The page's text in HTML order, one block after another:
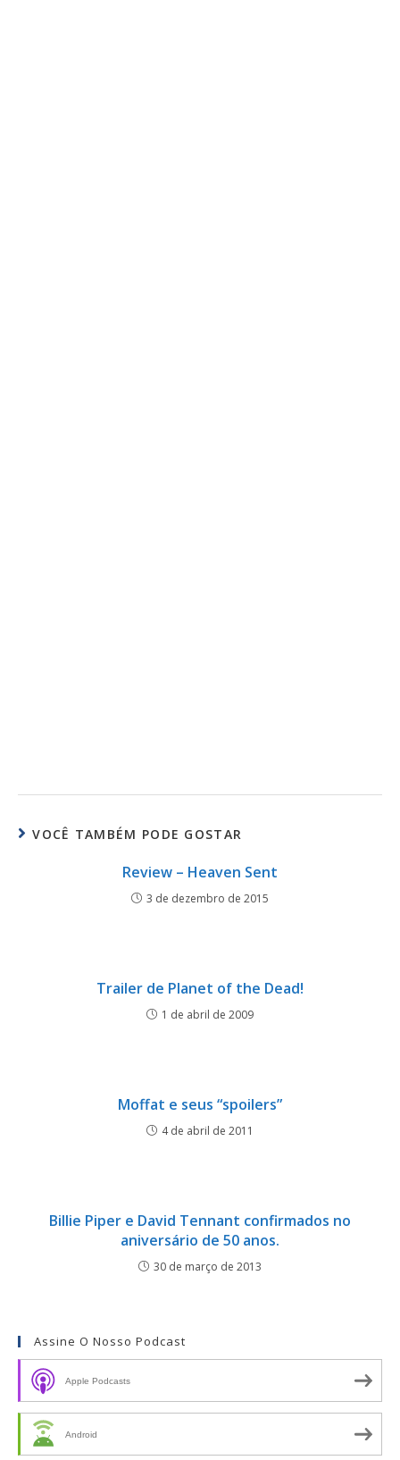
VOCÊ TAMBÉM PODE GOSTAR
Review – Heaven Sent
3 de dezembro de 2015
Trailer de Planet of the Dead!
1 de abril de 2009
Moffat e seus “spoilers”
4 de abril de 2011
Billie Piper e David Tennant confirmados no
aniversário de 50 anos.
30 de março de 2013
Assine O Nosso Podcast
Apple Podcasts
Android